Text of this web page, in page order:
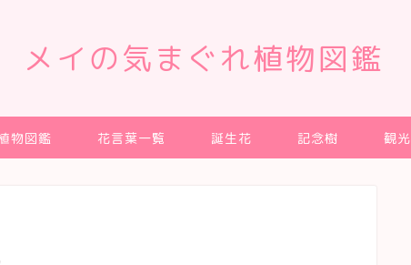
メイの気まぐれ植物図鑑
物図鑑 花言葉一覧 誕生花 記念樹 観光